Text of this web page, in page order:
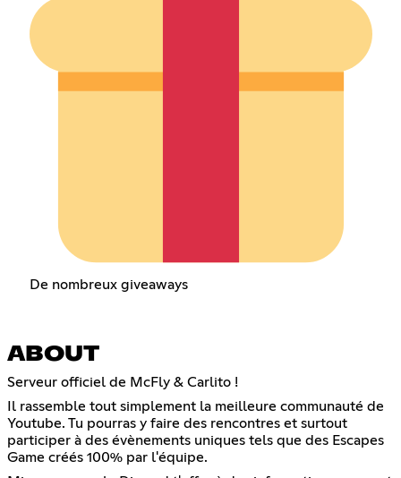
De nombreux giveaways
ABOUT
Serveur officiel de McFly & Carlito !
Il rassemble tout simplement la meilleure communauté de
Youtube. Tu pourras y faire des rencontres et surtout
participer à des évènements uniques tels que des Escapes
Game créés 100% par l'équipe.